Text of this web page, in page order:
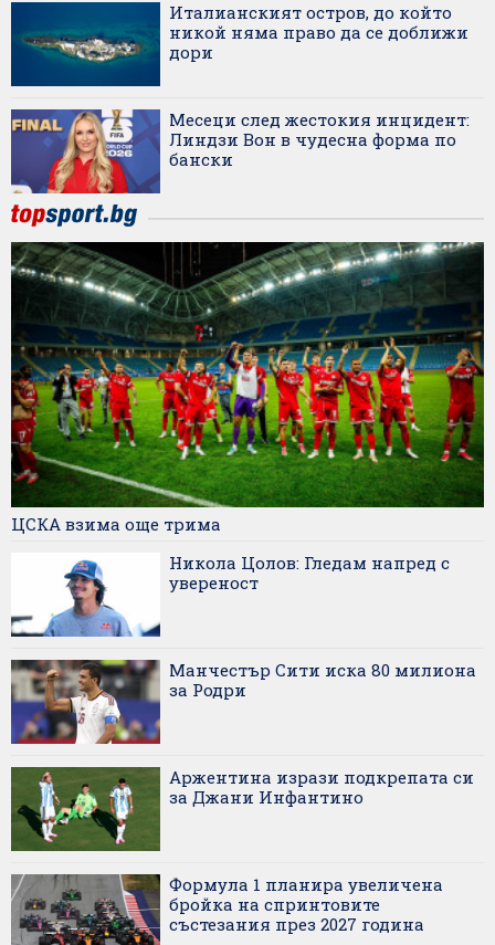
Италианският остров, до който
никой няма право да се доближи
дори
Месеци след жестокия инцидент:
Линдзи Вон в чудесна форма по
бански
ЦСКА взима още трима
Никола Цолов: Гледам напред с
увереност
Манчестър Сити иска 80 милиона
за Родри
Аржентина изрази подкрепата си
за Джани Инфантино
Формула 1 планира увеличена
бройка на спринтовите
състезания през 2027 година